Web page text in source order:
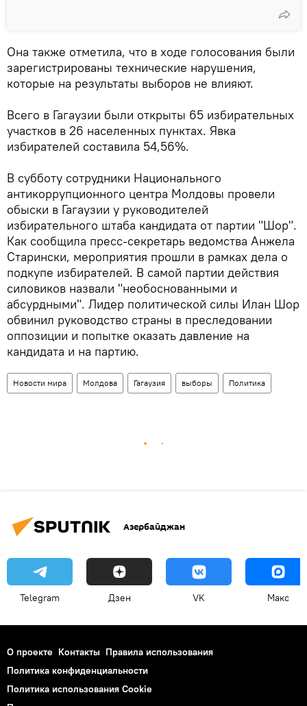
Она также отметила, что в ходе голосования были
зарегистрированы технические нарушения,
которые на результаты выборов не влияют.
Всего в Гагаузии были открыты 65 избирательных
участков в 26 населенных пунктах. Явка
избирателей составила 54,56%.
В субботу сотрудники Национального
антикоррупционного центра Молдовы провели
обыски в Гагаузии у руководителей
избирательного штаба кандидата от партии "Шор".
Как сообщила пресс-секретарь ведомства Анжела
Старински, мероприятия прошли в рамках дела о
подкупе избирателей. В самой партии действия
силовиков назвали "необоснованными и
абсурдными". Лидер политической силы Илан Шор
обвинил руководство страны в преследовании
оппозиции и попытке оказать давление на
кандидата и на партию.
Новости мира Молдова Гагаузия выборы Политика
Азербайджан
Telegram Дзен VK Макс
О проекте Контакты Правила использования
Политика конфиденциальности
Политика использования Cookie